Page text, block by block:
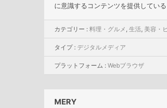
に意識するコンテンツを提供してい
カテゴリー : 料理・グルメ , 生活, 美容・
タイプ : デジタルメディア
プラットフォーム : Webブラウザ
MERY